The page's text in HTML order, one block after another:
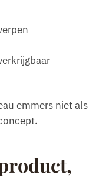
emmers niet als